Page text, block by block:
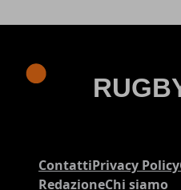
ContattiPrivacy Policy
RedazioneChi siamo